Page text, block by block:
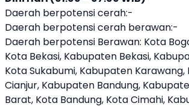
Daerah berpotensi cerah:-
Daerah berpotensi cerah berawan:-
Daerah berpotensi Berawan: Kota
Kota Bekasi, Kabupaten Bekasi,
Kota Sukabumi, Kabupaten
Cianjur, Kabupaten Bandung,
Barat, Kota Bandung, Kota Cimahi,